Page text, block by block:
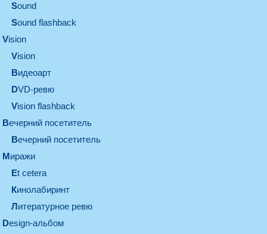
sound
Sound flashback
vision
vision
видеоарт
DVD-ревю
Vision flashback
вечерний посетитель
вечерний посетитель
миражи
et cetera
кинолабиринт
литературное ревю
design-альбом